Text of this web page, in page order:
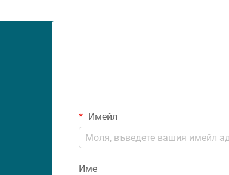
Имейл
Име